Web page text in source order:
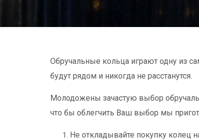
Обручальные кольца играют одну из
будут рядом и никогда не расстанутся.
Молодожены зачастую выбор
что бы облегчить Ваш выбор мы
Не откладывайте покупку колец